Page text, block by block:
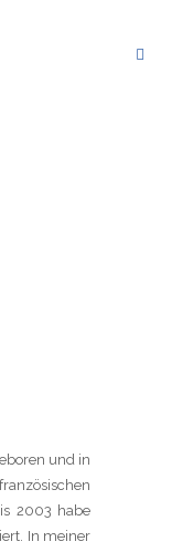
und in
2003 habe
In meiner